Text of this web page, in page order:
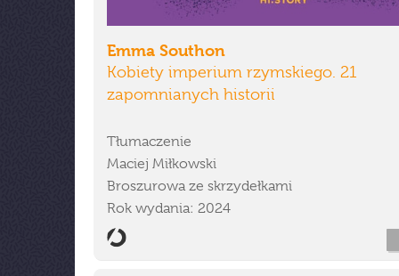
Emma Southon
Kobiety imperium rzymskiego. 21
zapomnianych historii
Tłumaczenie
Maciej Miłkowski
Broszurowa ze skrzydełkami
Rok wydania: 2024